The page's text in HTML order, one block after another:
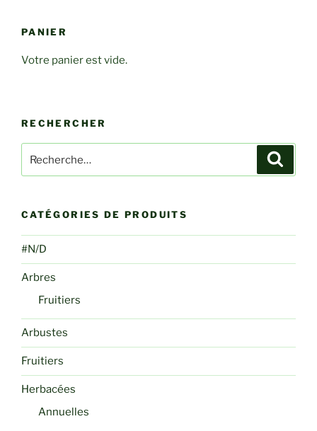
PANIER
Votre panier est vide.
RECHERCHER
pour
CATÉGORIES DE PRODUITS
#N/D
Arbres
Fruitiers
Arbustes
Fruitiers
Herbacées
Annuelles